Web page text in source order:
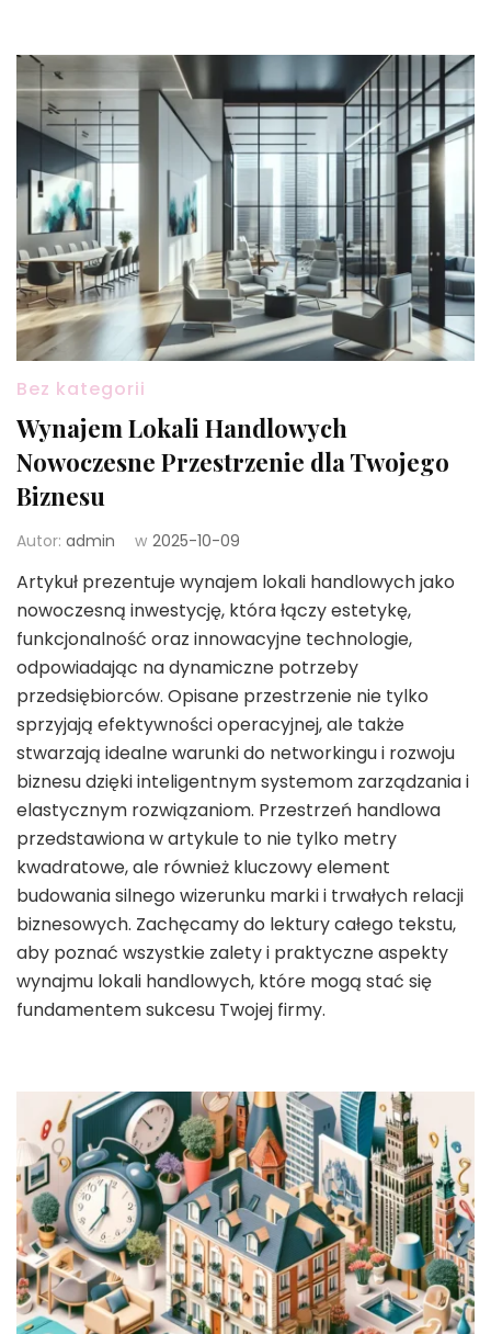
Bez kategorii
Wynajem Lokali Handlowych
Nowoczesne Przestrzenie dla Twojego
Biznesu
Autor: admin w 2025-10-09
Artykuł prezentuje wynajem lokali handlowych jako
nowoczesną inwestycję, która łączy estetykę,
funkcjonalność oraz innowacyjne technologie,
odpowiadając na dynamiczne potrzeby
przedsiębiorców. Opisane przestrzenie nie tylko
sprzyjają efektywności operacyjnej, ale także
stwarzają idealne warunki do networkingu i rozwoju
biznesu dzięki inteligentnym systemom zarządzania i
elastycznym rozwiązaniom. Przestrzeń handlowa
przedstawiona w artykule to nie tylko metry
kwadratowe, ale również kluczowy element
budowania silnego wizerunku marki i trwałych relacji
biznesowych. Zachęcamy do lektury całego tekstu,
aby poznać wszystkie zalety i praktyczne aspekty
wynajmu lokali handlowych, które mogą stać się
fundamentem sukcesu Twojej firmy.